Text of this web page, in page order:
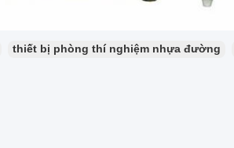
thiết bị phòng thí nghiệm nhựa đường